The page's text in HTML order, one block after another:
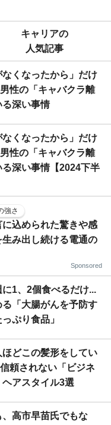
キャリアの
人気記事
なくなったから」だけ
性の「キャバクラ離
深い事情
なくなったから」だけ
性の「キャバクラ離
深い事情【2024下半
強さ
に込められた驚きや感
み出し続ける電通の
Sponsored
1、2個食べるだけ...
「大腸がんを予防す
ぷり食品」
どこの髪形をしてい
頼されない「ビジネ
アスタイル3選
高市早苗氏でもな